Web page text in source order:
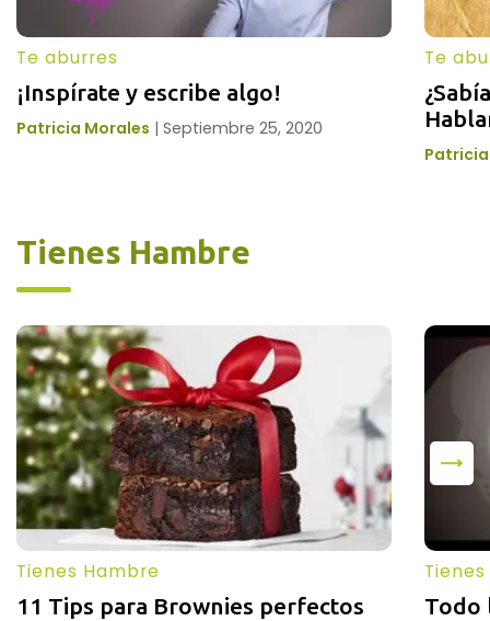
Te aburres
¡Inspírate y escribe algo!
Patricia Morales | Septiembre 25, 2020
Te
Tienes Hambre
Tienes Hambre
11 Tips para Brownies perfectos
Todo